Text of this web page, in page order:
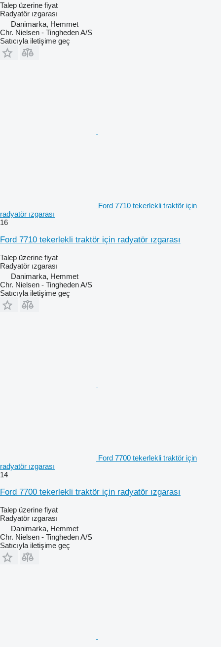
Talep üzerine fiyat
Radyatör ızgarası
Danimarka, Hemmet
Chr. Nielsen - Tingheden A/S
Satıcıyla iletişime geç
Ford 7710 tekerlekli traktör için
radyatör ızgarası
16
Ford 7710 tekerlekli traktör için radyatör ızgarası
Talep üzerine fiyat
Radyatör ızgarası
Danimarka, Hemmet
Chr. Nielsen - Tingheden A/S
Satıcıyla iletişime geç
Ford 7700 tekerlekli traktör için
radyatör ızgarası
14
Ford 7700 tekerlekli traktör için radyatör ızgarası
Talep üzerine fiyat
Radyatör ızgarası
Danimarka, Hemmet
Chr. Nielsen - Tingheden A/S
Satıcıyla iletişime geç